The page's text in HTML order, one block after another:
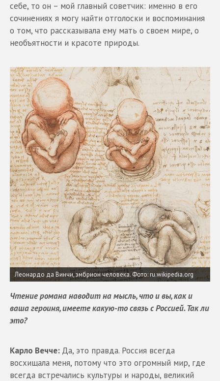
себе, то он – мой главный советчик: именно в его
сочинениях я могу найти отголоски и воспоминания
о том, что рассказывала ему мать о своем мире, о
необъятности и красоте природы.
Леонардо да Винчи, эмбрион человека.Фото: ru.wikipedia.org
Чтение романа наводит на мысль, что и вы, как и
ваша героиня, имеете какую-то связь с Россией. Так ли
это?
Карло Вечче: Да, это правда. Россия всегда
восхищала меня, потому что это огромный мир, где
всегда встречались культуры и народы, великий